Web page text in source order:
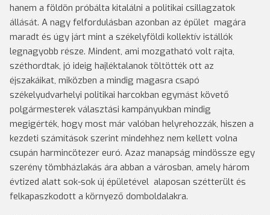
hanem a földön próbálta kitalálni a politikai csillagzatok
állását. A nagy felfordulásban azonban az épület magára
maradt és úgy járt mint a székelyföldi kollektív istállók
legnagyobb része. Mindent, ami mozgatható volt rajta,
széthordtak, jó ideig hajléktalanok töltötték ott az
éjszakáikat, miközben a mindig magasra csapó
székelyudvarhelyi politikai harcokban egymást követő
polgármesterek választási kampányukban mindig
megigérték, hogy most már valóban helyrehozzák, hiszen a
kezdeti számítások szerint mindehhez nem kellett volna
csupán harmincötezer euró. Azaz manapság mindössze egy
szerény tömbházlakás ára abban a városban, amely három
évtized alatt sok-sok új épületével alaposan szétterült és
felkapaszkodott a környező domboldalakra.